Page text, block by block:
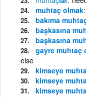
muhtaç olmak
bakıma
başkasına
başkasına
gayre muhtaç
else
kimseye
kimseye
kimseye